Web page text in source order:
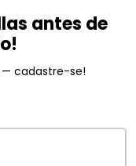
antes de
cadastre-se!